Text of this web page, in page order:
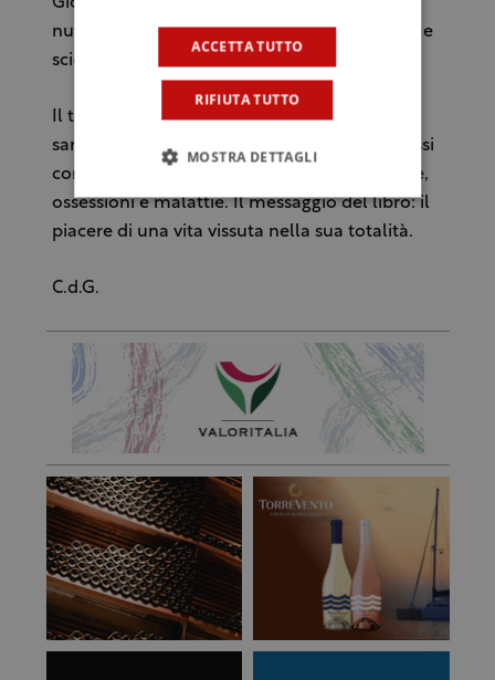
nutrizionista clinico, specialista in nutrizione e
scienze dell’Alimentazione.
Il tema dell’opera a quattro mani è la dieta
sana e l’approccio più naturale verso noi stessi
come strumenti per allontanare paure, ansie,
ossessioni e malattie. Il messaggio del libro: il
piacere di una vita vissuta nella sua totalità.
C.d.G.
ACCETTA TUTTO
RIFIUTA TUTTO
MOSTRA DETTAGLI